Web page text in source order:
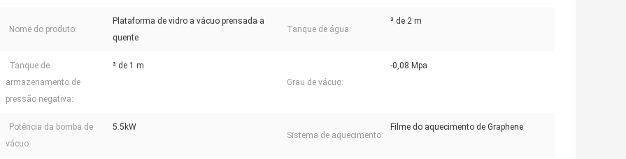
Nome do produto:
Plataforma de vidro a vácuo prensada a
quente
Tanque de água:
³ de 2 m
Tanque de
armazenamento de
pressão negativa:
³ de 1 m
Grau de vácuo:
-0,08 Mpa
Potência da bomba de
vácuo:
5.5kW
Sistema de aquecimento:
Filme do aquecimento de Graphene